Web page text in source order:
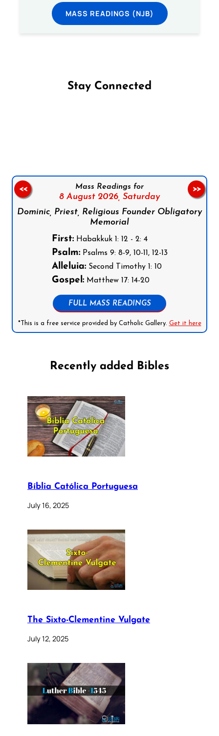
MASS READINGS (NJB)
Stay Connected
Mass Readings for
8 August 2026, Saturday
Dominic, Priest, Religious Founder Obligatory
Memorial
First:Habakkuk 1: 12 - 2: 4
Psalm:Psalms 9: 8-9, 10-11, 12-13
Alleluia:Second Timothy 1: 10
Gospel:Matthew 17: 14-20
FULL MASS READINGS
*This is a free service provided by Catholic Gallery. Get it here
<< >>
Recently added Bibles
Bíblia Católica Portuguesa
July 16, 2025
The Sixto-Clementine Vulgate
July 12, 2025